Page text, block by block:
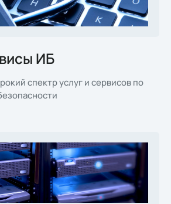
ИБ
спектр услуг и сервисов по